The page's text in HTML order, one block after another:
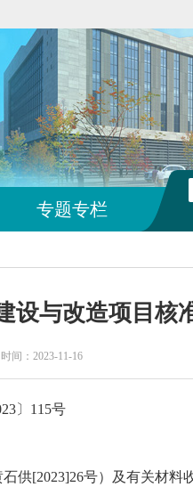
专题专栏
离
站
导
航
设与改造项目核
：2023-11-16
〕115号
供[2023]26号）及有关材料